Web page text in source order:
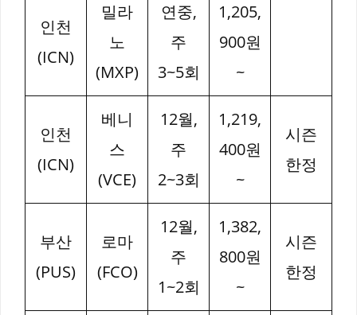
인천
(ICN)
밀라
노
(MXP)
연중,
주
3~5회
1,205,
900원
~
인천
(ICN)
베니
스
(VCE)
12월,
주
2~3회
1,219,
400원
~
시즌
한정
부산
(PUS)
로마
(FCO)
12월,
주
1~2회
1,382,
800원
~
시즌
한정